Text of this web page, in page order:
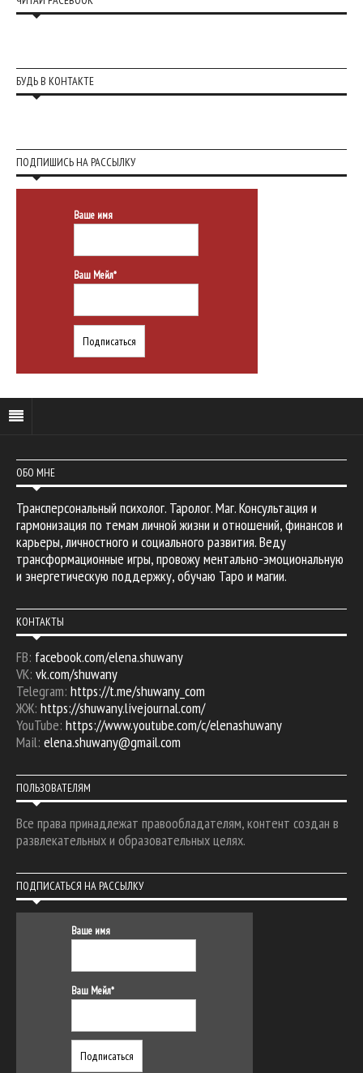
БУДЬ В КОНТАКТЕ
ПОДПИШИСЬ НА РАССЫЛКУ
Ваше имя
Ваш Мейл*
ОБО МНЕ
Трансперсональный психолог. Таролог. Маг. Консультация и
гармонизация по темам личной жизни и отношений, финансов и
карьеры, личностного и социального развития. Веду
трансформационные игры, провожу ментально-эмоциональную
и энергетическую поддержку, обучаю Таро и магии.
КОНТАКТЫ
FB: facebook.com/elena.shuwany
VK: vk.com/shuwany
Telegram: https://t.me/shuwany_com
ЖЖ: https://shuwany.livejournal.com/
YouTube: https://www.youtube.com/c/elenashuwany
Mail: elena.shuwany@gmail.com
ПОЛЬЗОВАТЕЛЯМ
Все права принадлежат правообладателям, контент создан в
развлекательных и образовательных целях.
ПОДПИСАТЬСЯ НА РАССЫЛКУ
Ваше имя
Ваш Мейл*